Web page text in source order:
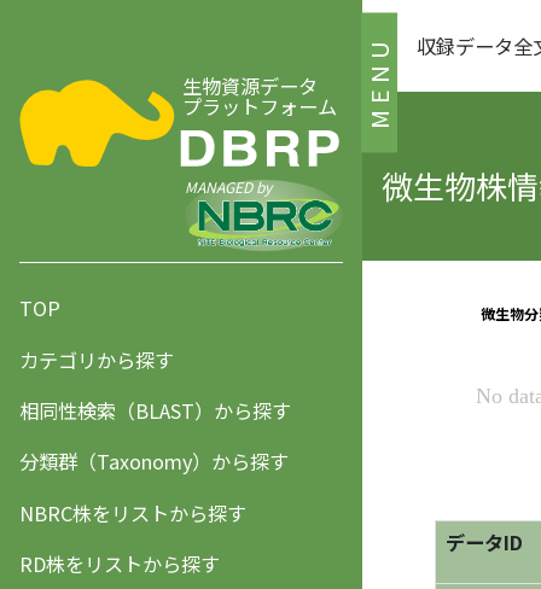
MENU
生物資源データ
プラットフォーム
MANAGED by
TOP
カテゴリから探す
相同性検索（BLAST）から探す
分類群（Taxonomy）から探す
NBRC株をリストから探す
RD株をリストから探す
収録データ全
微生物株
データID